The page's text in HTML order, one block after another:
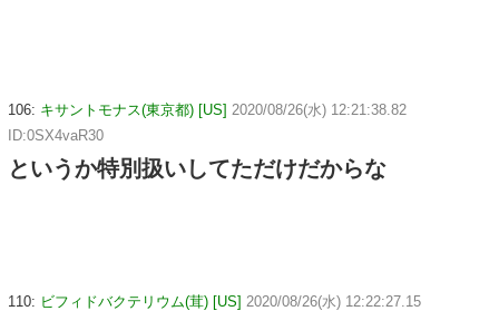
106: キサントモナス(東京都) [US] 2020/08/26(水) 12:21:38.82
ID:0SX4vaR30
というか特別扱いしてただけだからな
110: ビフィドバクテリウム(茸) [US] 2020/08/26(水) 12:22:27.15